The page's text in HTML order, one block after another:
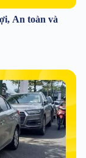
An toàn và